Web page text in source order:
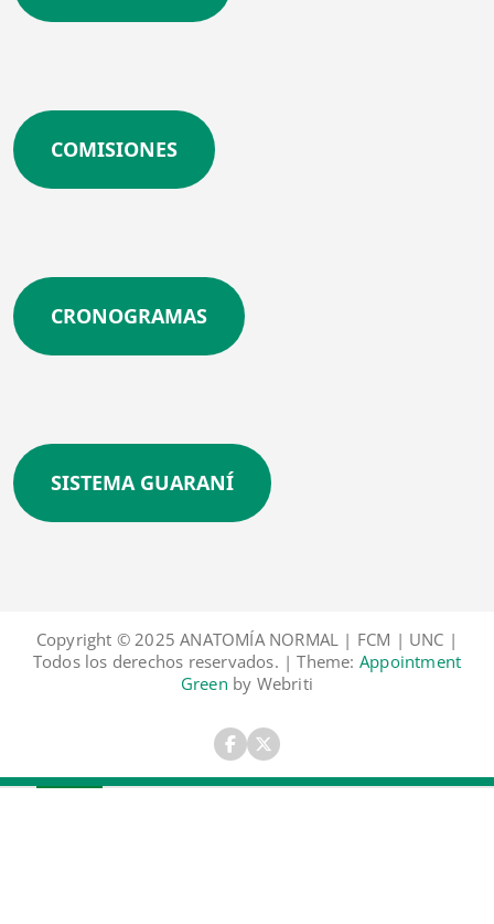
COMISIONES
CRONOGRAMAS
SISTEMA GUARANÍ
Copyright © 2025 ANATOMÍA NORMAL | FCM | UNC |
Todos los derechos reservados. | Theme: Appointment
Green by Webriti